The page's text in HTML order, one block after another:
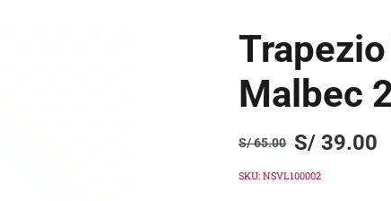
Malbec
S/65.00
Original
price
S/39.00
Current
price
SKU: NSVL100002